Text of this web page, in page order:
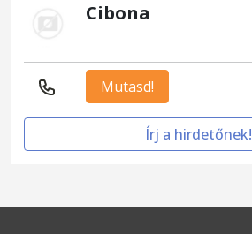
Cibona
Mutasd!
Írj a hirdetőnek!